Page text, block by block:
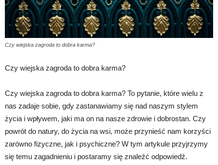
Czy wiejska zagroda to dobra karma?
Czy wiejska zagroda to dobra karma?
Czy wiejska zagroda to dobra karma? To pytanie, które wielu z
nas zadaje sobie, gdy zastanawiamy się nad naszym stylem
życia i wpływem, jaki ma on na nasze zdrowie i dobrostan. Czy
powrót do natury, do życia na wsi, może przynieść nam korzyści
zarówno fizyczne, jak i psychiczne? W tym artykule przyjrzymy
się temu zagadnieniu i postaramy się znaleźć odpowiedź.